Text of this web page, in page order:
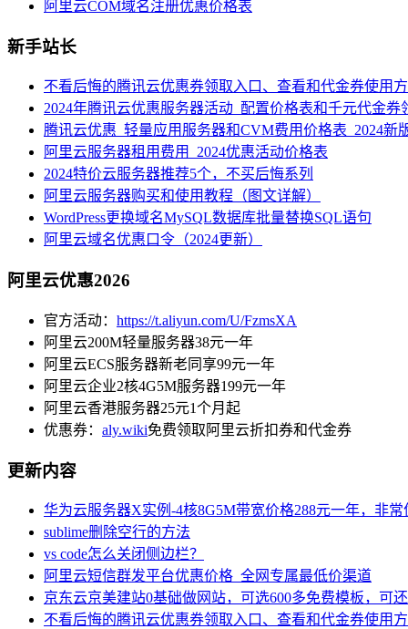
阿里云COM域名注册优惠价格表
新手站长
不看后悔的腾讯云优惠券领取入口、查看和代金券使用
2024年腾讯云优惠服务器活动_配置价格表和千元代金券
腾讯云优惠_轻量应用服务器和CVM费用价格表_2024新
阿里云服务器租用费用_2024优惠活动价格表
2024特价云服务器推荐5个，不买后悔系列
阿里云服务器购买和使用教程（图文详解）
WordPress更换域名MySQL数据库批量替换SQL语句
阿里云域名优惠口令（2024更新）
阿里云优惠2026
官方活动： https://t.aliyun.com/U/FzmsXA
阿里云200M轻量服务器38元一年
阿里云ECS服务器新老同享99元一年
阿里云企业2核4G5M服务器199元一年
阿里云香港服务器25元1个月起
优惠券： aly.wiki免费领取阿里云折扣券和代金券
更新内容
华为云服务器X实例-4核8G5M带宽价格288元一年，非常
sublime删除空行的方法
vs code怎么关闭侧边栏？
阿里云短信群发平台优惠价格_全网专属最低价渠道
京东云京美建站0基础做网站，可选600多免费模板，可还
不看后悔的腾讯云优惠券领取入口、查看和代金券使用